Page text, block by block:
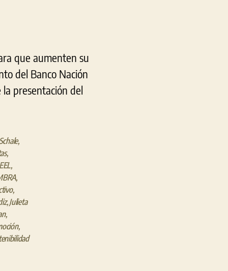
que aumenten su
del Banco Nación
presentación del
,
,
,
,
,
,Julieta
,
,